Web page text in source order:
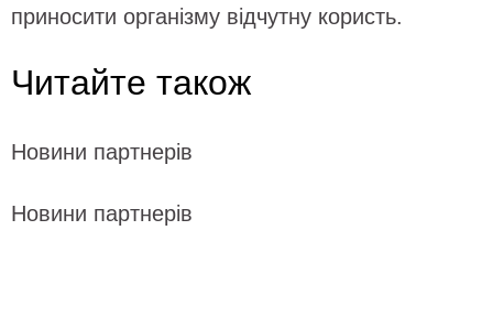
приносити організму відчутну користь.
Читайте також
Новини партнерів
Новини партнерів